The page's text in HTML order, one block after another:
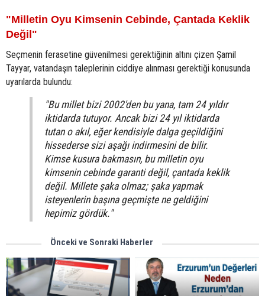
"Milletin Oyu Kimsenin Cebinde, Çantada Keklik
Değil"
Seçmenin ferasetine güvenilmesi gerektiğinin altını çizen Şamil
Tayyar, vatandaşın taleplerinin ciddiye alınması gerektiği konusunda
uyarılarda bulundu:
"Bu millet bizi 2002'den bu yana, tam 24 yıldır
iktidarda tutuyor. Ancak bizi 24 yıl iktidarda
tutan o akıl, eğer kendisiyle dalga geçildiğini
hissederse sizi aşağı indirmesini de bilir.
Kimse kusura bakmasın, bu milletin oyu
kimsenin cebinde garanti değil, çantada keklik
değil. Millete şaka olmaz; şaka yapmak
isteyenlerin başına geçmişte ne geldiğini
hepimiz gördük."
Önceki ve Sonraki Haberler